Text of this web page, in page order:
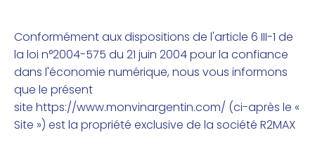
Conformément aux dispositions de l'article 6 III-1 de
la loi n°2004-575 du 21 juin 2004 pour la confiance
dans l'économie numérique, nous vous informons
que le présent
site https://www.monvinargentin.com/ (ci-après le «
Site ») est la propriété exclusive de la société R2MAX